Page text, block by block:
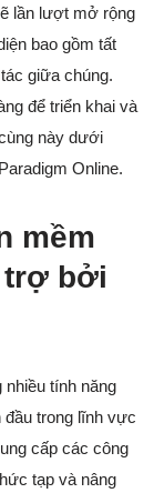
lần lượt mở rộng
bao gồm tất
giữa chúng.
để triển khai và
này dưới
Online.
mềm
trợ bởi
tính năng
trong lĩnh vực
cấp các công
tạp và nâng